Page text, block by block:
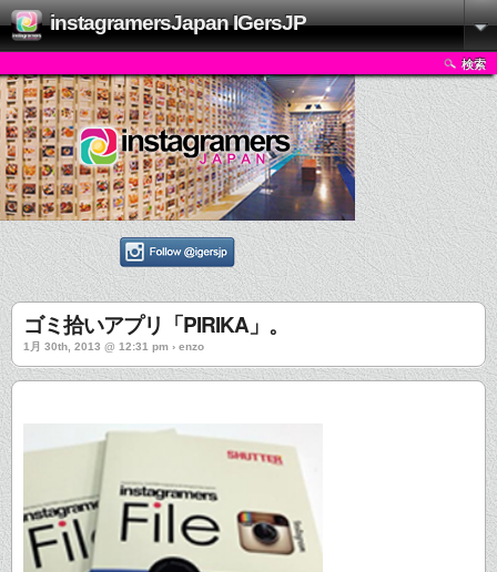
instagramersJapan IGersJP
検索
ゴミ拾いアプリ「PIRIKA」。
1月 30th, 2013 @ 12:31 pm › enzo